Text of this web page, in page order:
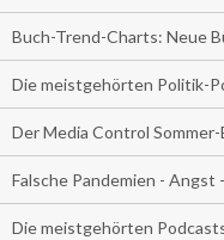
Buch-Trend-Charts: Neue
Die meistgehörten Politik-
Der Media Control
Falsche Pandemien -
Die meistgehörten